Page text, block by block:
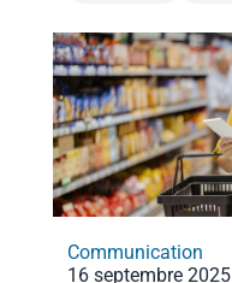
Communication
16 septembre 2025